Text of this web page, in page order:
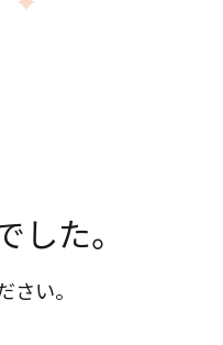
た。
い。